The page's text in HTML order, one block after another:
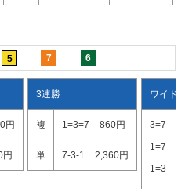
5 7 6
円
円
3連勝
複 1=3=7 860円
単 7-3-1 2,360円
ワイド
3=7
1=7
1=3